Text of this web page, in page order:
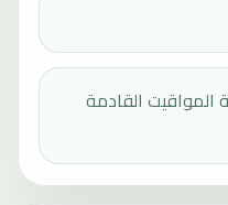
المواقيت القادمة